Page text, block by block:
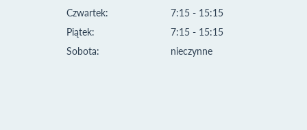
Czwartek:
Piątek:
Sobota:
7:15 - 15:15
7:15 - 15:15
nieczynne